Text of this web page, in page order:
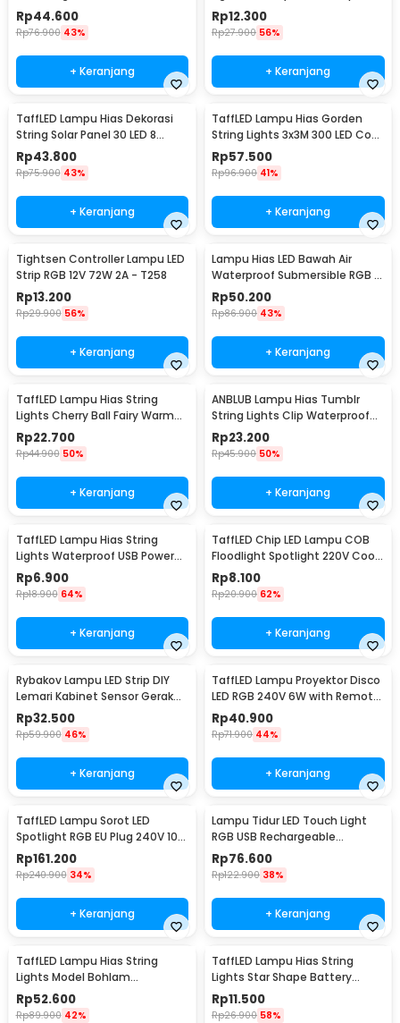
Rp44.600
Rp76.900 43%
+ Keranjang
50 LED 5M - G5
Rp12.300
Rp27.900 56%
+ Keranjang
TaffLED Lampu Hias Dekorasi
String Solar Panel 30 LED 8
Mode 6.5M - 896
Rp43.800
Rp75.900 43%
+ Keranjang
TaffLED Lampu Hias Gorden
String Lights 3x3M 300 LED Cool
White 18W - 300L
Rp57.500
Rp96.900 41%
+ Keranjang
Tightsen Controller Lampu LED
Strip RGB 12V 72W 2A - T258
Rp13.200
Rp29.900 56%
+ Keranjang
Lampu Hias LED Bawah Air
Waterproof Submersible RGB 2
PCS with Remote - 13017
Rp50.200
Rp86.900 43%
+ Keranjang
TaffLED Lampu Hias String
Lights Cherry Ball Fairy Warm
White 5M - LY20W
Rp22.700
Rp44.900 50%
+ Keranjang
ANBLUB Lampu Hias Tumblr
String Lights Clip Waterproof
20 LED 2M - 0606
Rp23.200
Rp45.900 50%
+ Keranjang
TaffLED Lampu Hias String
Lights Waterproof USB Power
50 LED 5M - SZ
Rp6.900
Rp18.900 64%
+ Keranjang
TaffLED Chip LED Lampu COB
Floodlight Spotlight 220V Cool
White 6000K 50W - COB4060-
AC220-50
Rp8.100
Rp20.900 62%
+ Keranjang
Rybakov Lampu LED Strip DIY
Lemari Kabinet Sensor Gerak
4.5W 1M - 2835
Rp32.500
Rp59.900 46%
+ Keranjang
TaffLED Lampu Proyektor Disco
LED RGB 240V 6W with Remote
Control - CY-LV-RG
Rp40.900
Rp71.900 44%
+ Keranjang
TaffLED Lampu Sorot LED
Spotlight RGB EU Plug 240V 10W
- L18RG
Rp161.200
Rp240.900 34%
+ Keranjang
Lampu Tidur LED Touch Light
RGB USB Rechargeable
1500mAh 5V 3W - F8-1
Rp76.600
Rp122.900 38%
+ Keranjang
TaffLED Lampu Hias String
Lights Model Bohlam
Waterproof 20 LED 5M - PD039
Rp52.600
Rp89.900 42%
TaffLED Lampu Hias String
Lights Star Shape Battery
Power 20 LED 3M - 2G11
Rp11.500
Rp26.900 58%